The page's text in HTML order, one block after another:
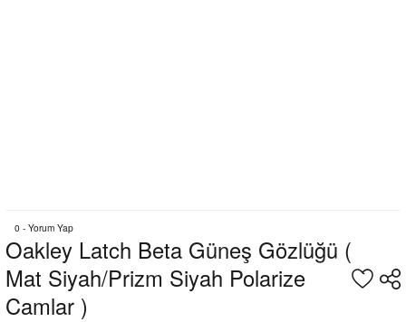
0 - Yorum Yap
Oakley Latch Beta Güneş Gözlüğü (
Mat Siyah/Prizm Siyah Polarize
Camlar )